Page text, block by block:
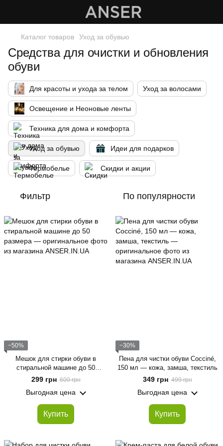
Каталог товаров Уход за обувью
Средства для очистки и обновления
обуви
Для красоты и ухода за телом Уход за волосами
Освещение и Неоновые ленты
Техника для дома и комфорта
Уход за обувью Идеи для подарков
Термобелье Скидки и акции
Фильтр По популярности
−50%
Мешок для стирки обуви в
стиральной машине до 50
размера
299 грн 600 грн
Выгодная цена
Купить
−30%
Пена для чистки обуви Cocciné,
150 мл — кожа, замша, текстиль
349 грн 499 грн
Выгодная цена
Купить